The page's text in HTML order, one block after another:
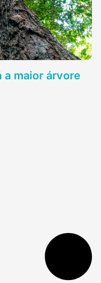
a maior árvore